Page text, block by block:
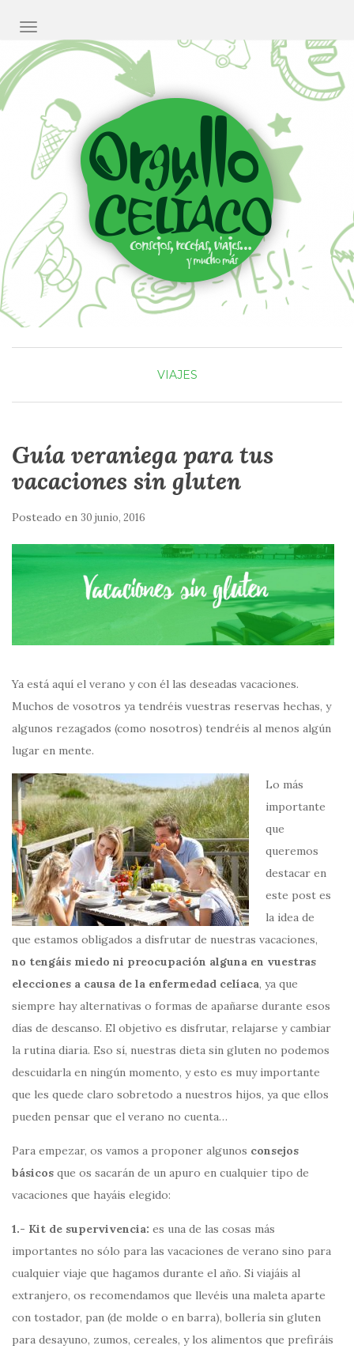
CAMBIAR NAVEGACIÓN
VIAJES
Guía veraniega para tus
vacaciones sin gluten
Posteado en 30 junio, 2016
Ya está aquí el verano y con él las deseadas vacaciones.
Muchos de vosotros ya tendréis vuestras reservas hechas, y
algunos rezagados (como nosotros) tendréis al menos algún
lugar en mente.
Lo más
importante
que
queremos
destacar en
este post es
la idea de
que estamos obligados a disfrutar de nuestras vacaciones,
no tengáis miedo ni preocupación alguna en vuestras
elecciones a causa de la enfermedad celíaca, ya que
siempre hay alternativas o formas de apañarse durante esos
días de descanso. El objetivo es disfrutar, relajarse y cambiar
la rutina diaria. Eso sí, nuestras dieta sin gluten no podemos
descuidarla en ningún momento, y esto es muy importante
que les quede claro sobretodo a nuestros hijos, ya que ellos
pueden pensar que el verano no cuenta…
Para empezar, os vamos a proponer algunos consejos
básicos que os sacarán de un apuro en cualquier tipo de
vacaciones que hayáis elegido:
1.- Kit de supervivencia: es una de las cosas más
importantes no sólo para las vacaciones de verano sino para
cualquier viaje que hagamos durante el año. Si viajáis al
extranjero, os recomendamos que llevéis una maleta aparte
con tostador, pan (de molde o en barra), bollería sin gluten
para desayuno, zumos, cereales, y los alimentos que prefiráis